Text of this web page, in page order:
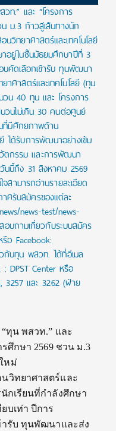
ท.” และ “โครงการ
ม.3 ก้าวสู่เส้นทางนัก
วิทยาศาสตร์และเทคโนโลยี
อยู่ในชั้นมัธยมศึกษาปีที่ 3
บคัดเลือกเข้ารับ ทุนพัฒนา
าศาสตร์และเทคโนโลยี (ทุน
น 40 ทุน และ โครงการ
วนไม่เกิน 30 คนต่อศูนย์
นที่มีศักยภาพด้าน
ได้รับการพัฒนาอย่างเข้ม
ตกรรม และการพัฒนา
นนี้ถึง 31 สิงหาคม 2569
สามารถอ่านรายละเอียด
รับสมัครของแต่ละ
news-test/news-
อบถามเกี่ยวกับระบบสมัคร
อ Facebook:
กับทุน พสวท. ได้ที่อีเมล
: DPST Center หรือ
3257 และ 3262 (ฝ่าย
ทุน พสวท.” และ
ศึกษา 2569 ชวน ม.3
นใหม่
ยาศาสตร์และ
กเรียนที่กำลังศึกษา
บเท่า ปีการ
ารับ ทุนพัฒนาและส่ง